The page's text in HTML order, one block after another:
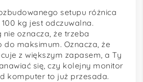
setupu różnica
kg jest odczuwalna.
nie oznacza, że trzeba
do maksimum. Oznacza, że
z większym zapasem, a Ty
się, czy kolejny monitor
komputer to już przesada.